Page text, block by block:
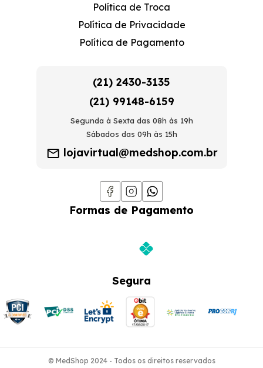
Política de Troca
Política de Privacidade
Política de Pagamento
(21) 2430-3135
(21) 99148-6159
Segunda à Sexta das 08h às 19h
Sábados das 09h às 15h
lojavirtual@medshop.com.br
Formas de Pagamento
Segura
© MedShop 2024 - Todos os direitos reservados